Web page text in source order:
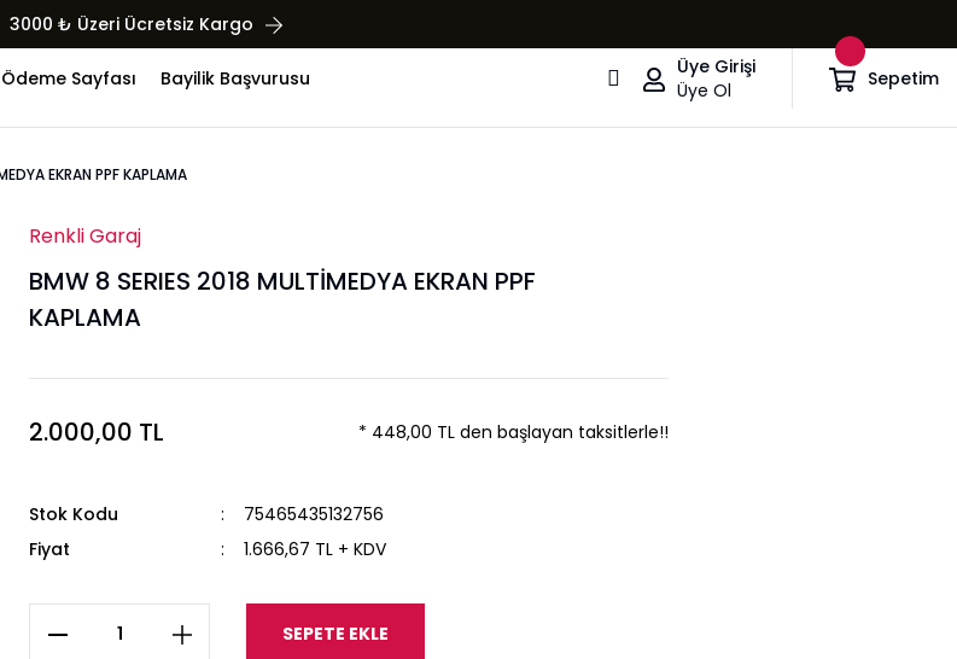
3000 ₺ Üzeri Ücretsiz Kargo
Ödeme Sayfası Bayilik Başvurusu
Üye Girişi
Üye Ol
Sepetim
EKRAN PPF KAPLAMA
Renkli Garaj
BMW 8 SERIES 2018 MULTİMEDYA EKRAN PPF
KAPLAMA
2.000,00 TL * 448,00 TL den başlayan taksitlerle!!
Stok Kodu
75465435132756
Fiyat
1.666,67 TL + KDV
SEPETE EKLE